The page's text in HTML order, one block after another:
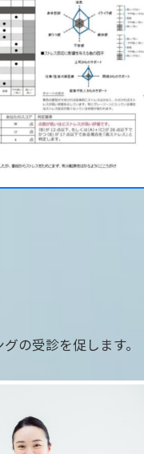
の受診を促します。